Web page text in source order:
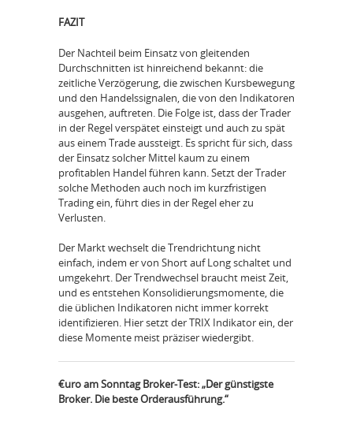
FAZIT
Der Nachteil beim Einsatz von gleitenden
Durchschnitten ist hinreichend bekannt: die
zeitliche Verzögerung, die zwischen Kursbewegung
und den Handelssignalen, die von den Indikatoren
ausgehen, auftreten. Die Folge ist, dass der Trader
in der Regel verspätet einsteigt und auch zu spät
aus einem Trade aussteigt. Es spricht für sich, dass
der Einsatz solcher Mittel kaum zu einem
profitablen Handel führen kann. Setzt der Trader
solche Methoden auch noch im kurzfristigen
Trading ein, führt dies in der Regel eher zu
Verlusten.
Der Markt wechselt die Trendrichtung nicht
einfach, indem er von Short auf Long schaltet und
umgekehrt. Der Trendwechsel braucht meist Zeit,
und es entstehen Konsolidierungsmomente, die
die üblichen Indikatoren nicht immer korrekt
identifizieren. Hier setzt der TRIX Indikator ein, der
diese Momente meist präziser wiedergibt.
€uro am Sonntag Broker-Test: „Der günstigste
Broker. Die beste Orderausführung.“